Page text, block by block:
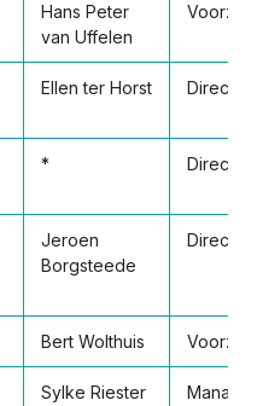
Hans Peter
van Uffelen
Ellen ter Horst
*
Jeroen
Borgsteede
Bert Wolthuis
Sylke Riester